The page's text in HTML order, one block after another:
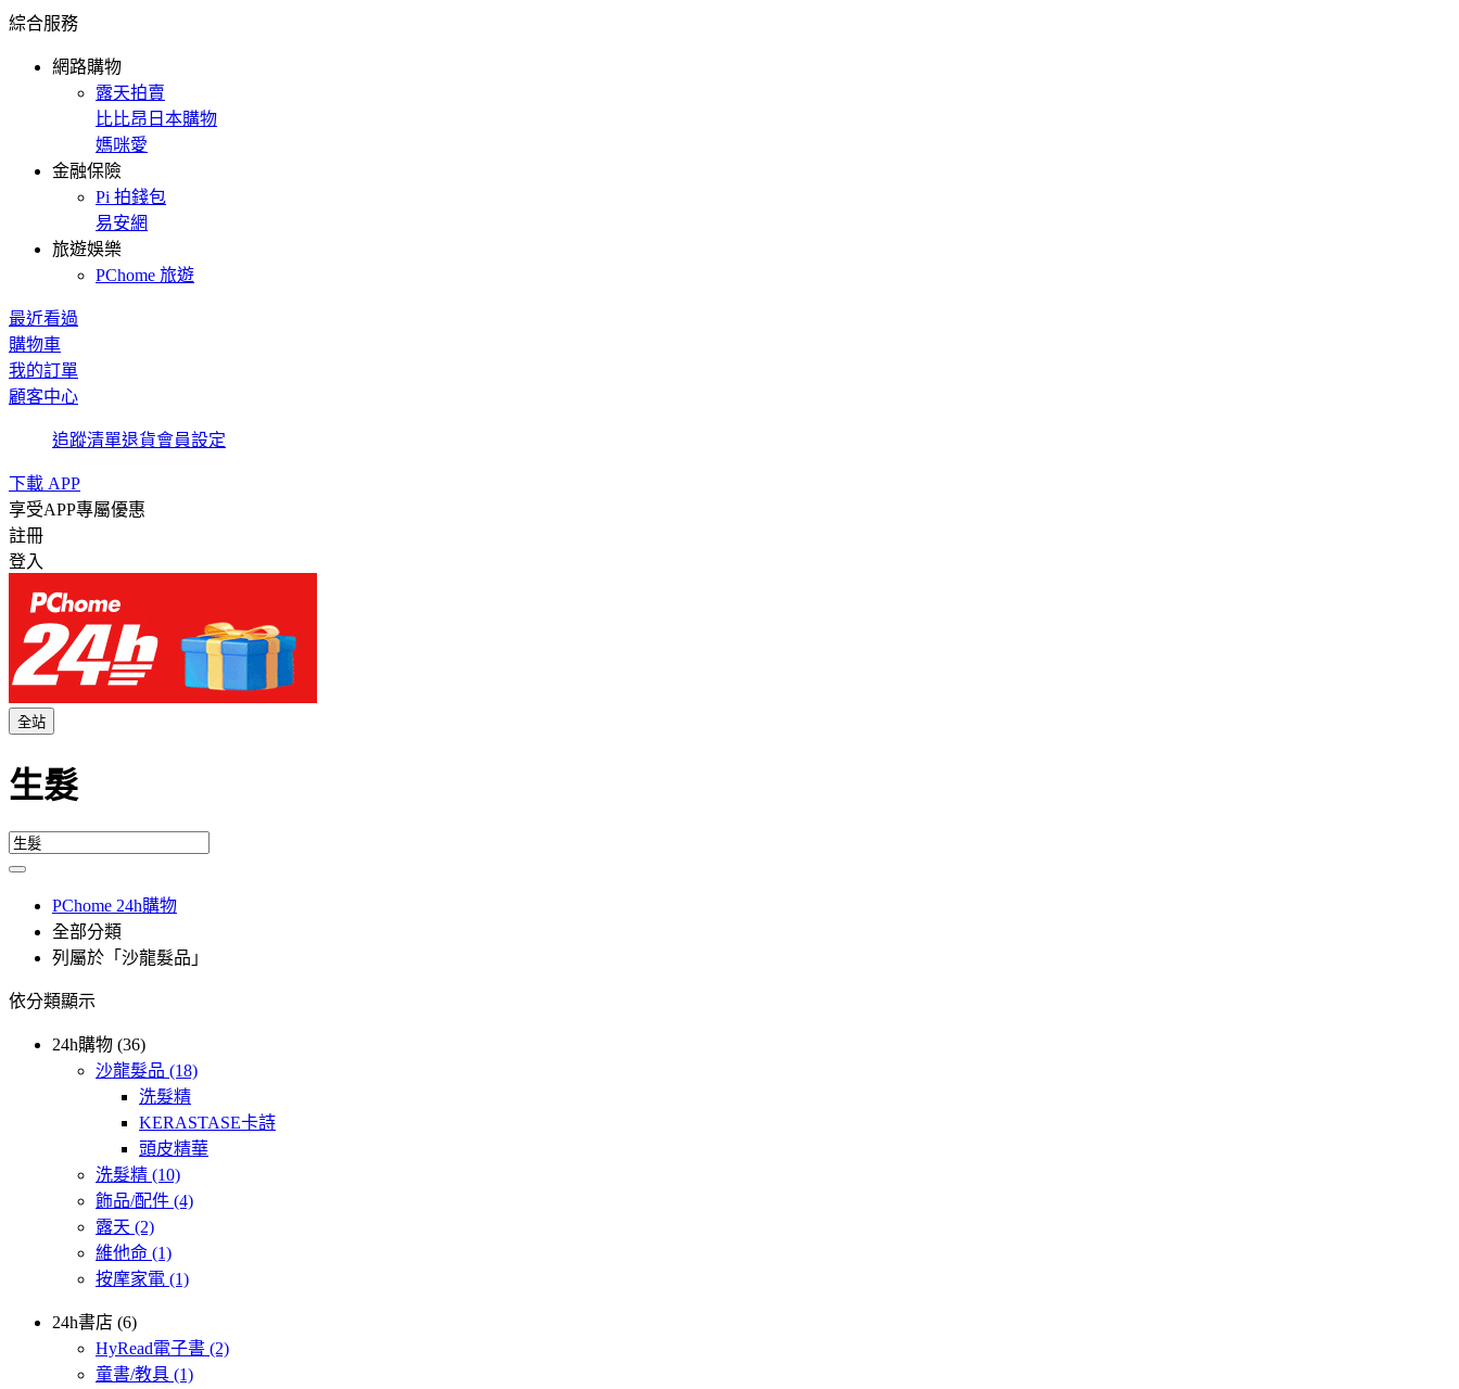
綜合服務
網路購物
露天拍賣
比比昂日本購物
媽咪愛
金融保險
Pi 拍錢包
易安網
旅遊娛樂
PChome 旅遊
最近看過
購物車
我的訂單
顧客中心
追蹤清單退貨會員設定
下載 APP
享受APP專屬優惠
註冊
登入
全站
生髮
PChome 24h購物
全部分類
列屬於「沙龍髮品」
依分類顯示
24h購物 (36)
沙龍髮品 (18)
洗髮精
KERASTASE卡詩
頭皮精華
洗髮精 (10)
飾品/配件 (4)
露天 (2)
維他命 (1)
按摩家電 (1)
24h書店 (6)
HyRead電子書 (2)
童書/教具 (1)